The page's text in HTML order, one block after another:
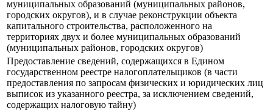
муниципальных образований (муниципальных районов,
городских округов), и в случае реконструкции объекта
капитального строительства, расположенного на
территориях двух и более муниципальных образований
(муниципальных районов, городских округов)
Предоставление сведений, содержащихся в Едином
государственном реестре налогоплательщиков (в части
предоставления по запросам физических и юридических лиц
выписок из указанного реестра, за исключением сведений,
содержащих налоговую тайну)